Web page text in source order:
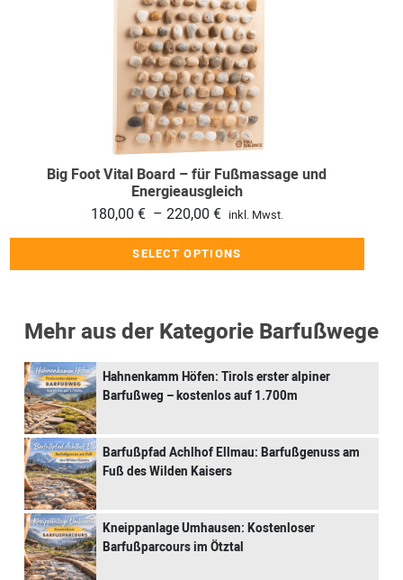
Big Foot Vital Board – für Fußmassage und
Energieausgleich
180,00€ – 220,00€ Preisspanne:
180,00 €
bis
inkl. Mwst.
SELECT OPTIONS
können
Produktseite
Mehr aus der Kategorie Barfußwege
Hahnenkamm Höfen: Tirols erster alpiner
Barfußweg – kostenlos auf 1.700m
Barfußpfad Achlhof Ellmau: Barfußgenuss am
Fuß des Wilden Kaisers
Kneippanlage Umhausen: Kostenloser
Barfußparcours im Ötztal